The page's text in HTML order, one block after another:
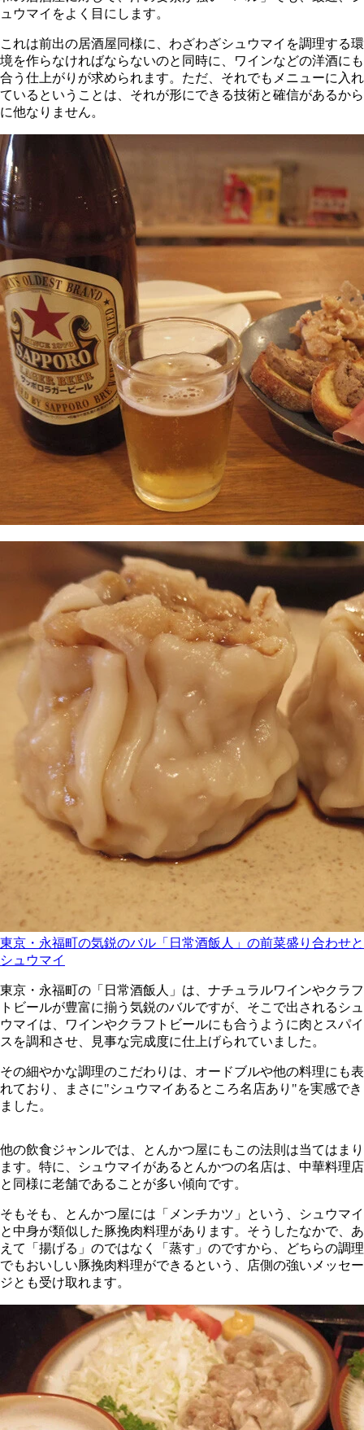
ュウマイをよく目にします。
これは前出の居酒屋同様に、わざわざシュウマイを調理する環
境を作らなければならないのと同時に、ワインなどの洋酒にも
合う仕上がりが求められます。ただ、それでもメニューに入れ
ているということは、それが形にできる技術と確信があるから
に他なりません。
東京・永福町の気鋭のバル「日常酒飯人」の前菜盛り合わせと
シュウマイ
東京・永福町の「日常酒飯人」は、ナチュラルワインやクラフ
トビールが豊富に揃う気鋭のバルですが、そこで出されるシュ
ウマイは、ワインやクラフトビールにも合うように肉とスパイ
スを調和させ、見事な完成度に仕上げられていました。
その細やかな調理のこだわりは、オードブルや他の料理にも表
れており、まさに"シュウマイあるところ名店あり"を実感でき
ました。
他の飲食ジャンルでは、とんかつ屋にもこの法則は当てはまり
ます。特に、シュウマイがあるとんかつの名店は、中華料理店
と同様に老舗であることが多い傾向です。
そもそも、とんかつ屋には「メンチカツ」という、シュウマイ
と中身が類似した豚挽肉料理があります。そうしたなかで、あ
えて「揚げる」のではなく「蒸す」のですから、どちらの調理
でもおいしい豚挽肉料理ができるという、店側の強いメッセー
ジとも受け取れます。